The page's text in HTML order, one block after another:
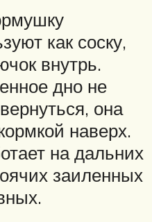
как соску,
внутрь.
дно не
она
наверх.
на дальних
заиленных